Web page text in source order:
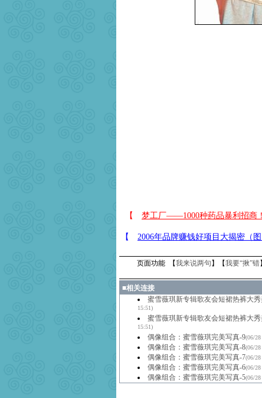
页面功能 【我来说两句 】【我要“揪”错
■相关连接
蜜雪薇琪新专辑歌友会短裙热裤大秀
15:51)
蜜雪薇琪新专辑歌友会短裙热裤大秀
15:51)
偶像组合：蜜雪薇琪完美写真-9(06/
偶像组合：蜜雪薇琪完美写真-8(06/
偶像组合：蜜雪薇琪完美写真-7(06/
偶像组合：蜜雪薇琪完美写真-6(06/
偶像组合：蜜雪薇琪完美写真-5(06/